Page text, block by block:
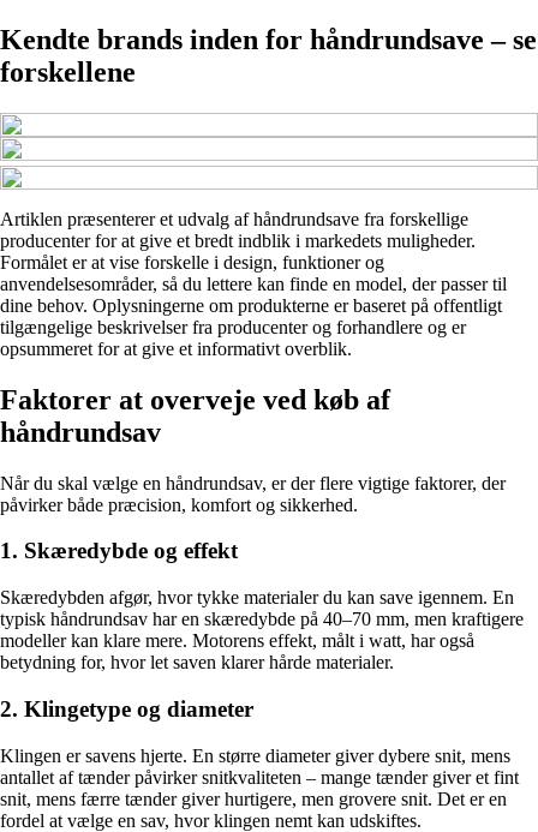
Kendte brands inden for håndrundsave – se
forskellene
Artiklen præsenterer et udvalg af håndrundsave fra forskellige
producenter for at give et bredt indblik i markedets muligheder.
Formålet er at vise forskelle i design, funktioner og
anvendelsesområder, så du lettere kan finde en model, der passer til
dine behov. Oplysningerne om produkterne er baseret på offentligt
tilgængelige beskrivelser fra producenter og forhandlere og er
opsummeret for at give et informativt overblik.
Faktorer at overveje ved køb af
håndrundsav
Når du skal vælge en håndrundsav, er der flere vigtige faktorer, der
påvirker både præcision, komfort og sikkerhed.
1. Skæredybde og effekt
Skæredybden afgør, hvor tykke materialer du kan save igennem. En
typisk håndrundsav har en skæredybde på 40–70 mm, men kraftigere
modeller kan klare mere. Motorens effekt, målt i watt, har også
betydning for, hvor let saven klarer hårde materialer.
2. Klingetype og diameter
Klingen er savens hjerte. En større diameter giver dybere snit, mens
antallet af tænder påvirker snitkvaliteten – mange tænder giver et fint
snit, mens færre tænder giver hurtigere, men grovere snit. Det er en
fordel at vælge en sav, hvor klingen nemt kan udskiftes.